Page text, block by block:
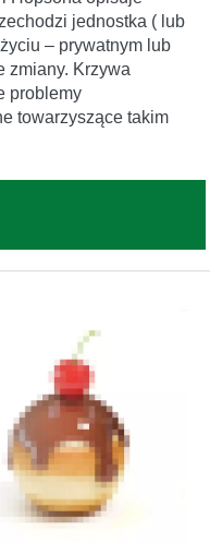
jednostka ( lub
– prywatnym lub
zmiany. Krzywa
problemy
towarzyszące takim